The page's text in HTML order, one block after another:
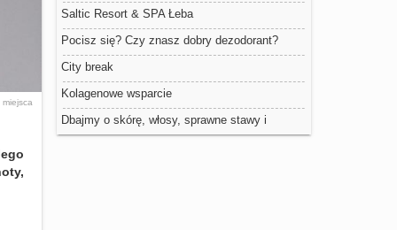
miejsca
sąsiedztwie
Saltic Resort & SPA Łeba
Pocisz się? Czy znasz dobry dezodorant?
City break
Kolagenowe wsparcie
Dbajmy o skórę, włosy, sprawne stawy i
odbudowę organizmu